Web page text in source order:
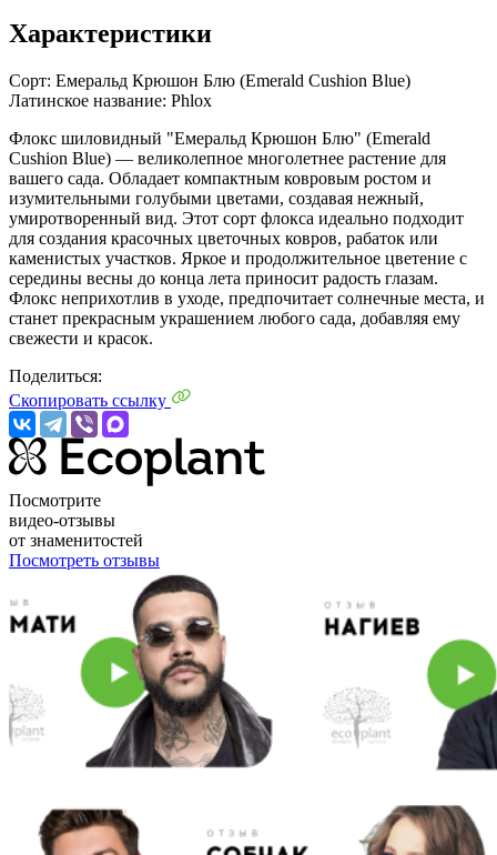
Характеристики
Сорт: Емеральд Крюшон Блю (Emerald Cushion Blue)
Латинское название: Phlox
Флокс шиловидный "Емеральд Крюшон Блю" (Emerald
Cushion Blue) — великолепное многолетнее растение для
вашего сада. Обладает компактным ковровым ростом и
изумительными голубыми цветами, создавая нежный,
умиротворенный вид. Этот сорт флокса идеально подходит
для создания красочных цветочных ковров, рабаток или
каменистых участков. Яркое и продолжительное цветение с
середины весны до конца лета приносит радость глазам.
Флокс неприхотлив в уходе, предпочитает солнечные места, и
станет прекрасным украшением любого сада, добавляя ему
свежести и красок.
Поделиться:
Скопировать ссылку
Посмотрите
видео-отзывы
от знаменитостей
Посмотреть отзывы